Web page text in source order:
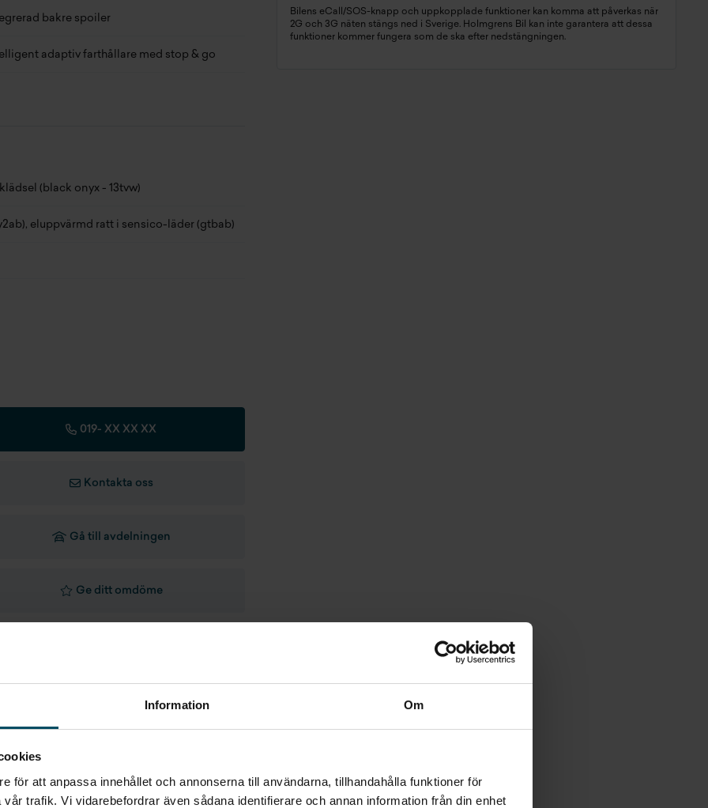
Information Om
för att anpassa innehållet och annonserna till användarna, tillhandahålla funktioner för
trafik. Vi vidarebefordrar även sådana identifierare och annan information från din enhet
bakre spoiler
adaptiv farthållare med stop & go
3 laddkabel med typ 2 kontakt
bromssupport, fotgängar- &
svartlackerade
(black onyx - 13tvw)
eluppvärmd ratt i sensico-läder (gtbab)
019-XX XX XX
Kontakta oss
Gå till avdelningen
Ge ditt omdöme
Bilens eCall/SOS-knapp och uppkopplade funktioner kan komma att påverkas när
2G och 3G näten stängs ned i Sverige. Holmgrens Bil kan inte garantera att dessa
funktioner kommer fungera som de ska efter nedstängningen.